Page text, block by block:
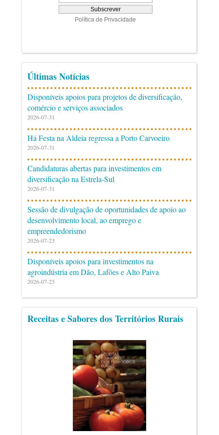
Últimas Notícias
Disponíveis apoios para projetos de diversificação,
comércio e serviços associados
2026-07-31
Há Festa na Aldeia regressa a Porto Carvoeiro
2026-07-31
Candidaturas abertas para investimentos em
diversificação na Estrela-Sul
2026-07-31
Sessão de divulgação de oportunidades de apoio ao
desenvolvimento local, ao emprego e
empreendedorismo
2026-07-23
Disponíveis apoios para investimentos na
agroindústria em Dão, Lafões e Alto Paiva
2026-07-23
Receitas e Sabores dos Territórios Rurais